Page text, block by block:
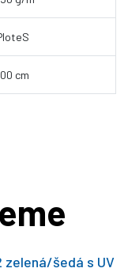
cm
zelená/šedá s UV